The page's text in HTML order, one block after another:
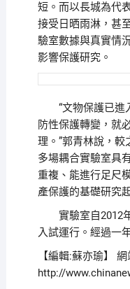
短。而以長城為代
接受日晒雨淋，甚
驗室數據與真實情
影響保護研究。
“文物保護已進
防性保護轉變，就
理。”郭青林說，較
多場耦合實驗室具
重複、能進行足尺
產保護的基礎研究
實驗室自2012年
入試運行。經過一
【編輯:蘇亦瑜】 網
http://